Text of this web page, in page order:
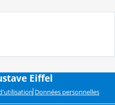
Eiffel
Données personnelles